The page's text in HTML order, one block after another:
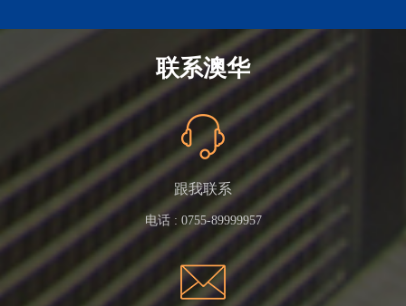
联系澳华
跟我联系
电话 : 0755-89999957